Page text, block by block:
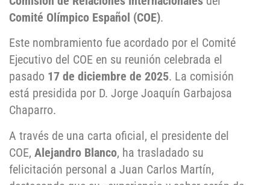
Comité Olímpico Español (COE).
Este nombramiento fue acordado por el Comité
Ejecutivo del COE en su reunión celebrada el
pasado 17 de diciembre de 2025. La comisión
está presidida por D. Jorge Joaquín Garbajosa
Chaparro.
A través de una carta oficial, el presidente del
COE, Alejandro Blanco, ha trasladado su
felicitación personal a Juan Carlos Martín,